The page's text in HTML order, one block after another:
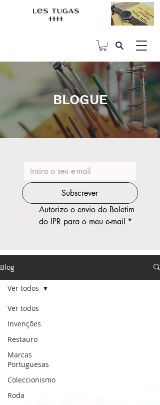
BLOGUE
Subscrever
Autorizo o envio do Boletim
do IPR para o meu e-mail *
Blog
Ver todos
Invenções
Restauro
Marcas
Portuguesas
Coleccionismo
Roda
Ver todos